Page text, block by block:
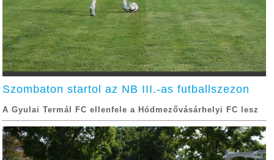
Szombaton startol az NB III.-as futballszezon
A Gyulai Termál FC ellenfele a Hódmezővásárhelyi FC lesz